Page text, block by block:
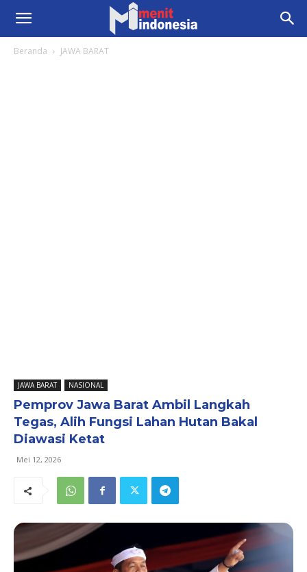
Beranda JAWA BARAT
JAWA BARAT NASIONAL
Pemprov Jawa Barat Ambil Langkah
Tegas, Alih Fungsi Lahan Hutan Bakal
Diawasi Ketat
Mei 12, 2026